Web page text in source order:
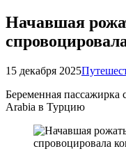
Начавшая
15 декабря 2025
Беременная пассажирка
Arabia в Турцию